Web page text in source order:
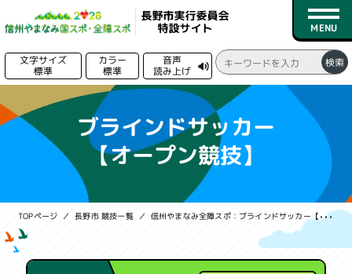
文字サイズ
標準
カラー
標準
音声
読み上げ
検索
トップページ
新着情報
競技一覧
会場一覧
ブラインドサッカー
【オープン競技】
TOPページ 長野市 競技一覧 信州やまなみ全障スポ：ブラインドサッカー 【オープン競技】